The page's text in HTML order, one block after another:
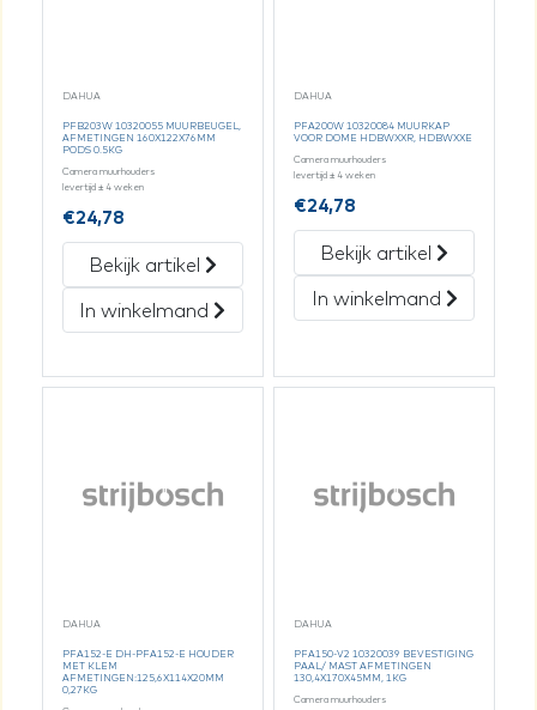
DAHUA
PFB203W 10320055 MUURBEUGEL,
AFMETINGEN 160X122X76MM
PODS 0.5KG
Camera muurhouders
levertijd ± 4 weken
€24,78
Bekijk artikel
In winkelmand
DAHUA
PFA200W 10320084 MUURKAP
VOOR DOME HDBWXXR, HDBWXXE
Camera muurhouders
levertijd ± 4 weken
€24,78
Bekijk artikel
In winkelmand
DAHUA
PFA152-E DH-PFA152-E HOUDER
MET KLEM
AFMETINGEN:125,6X114X20MM
0,27KG
DAHUA
PFA150-V2 10320039 BEVESTIGING
PAAL/ MAST AFMETINGEN
130,4X170X45MM, 1KG
Camera muurhouders